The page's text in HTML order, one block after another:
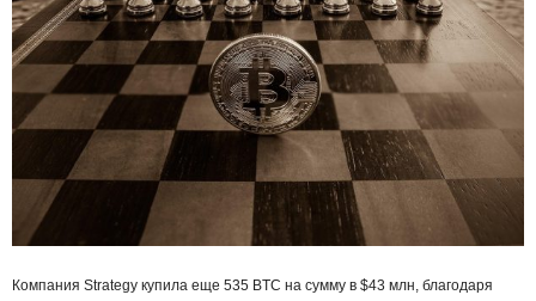
Компания Strategy купила еще 535 BTC на сумму в $43 млн, благодаря